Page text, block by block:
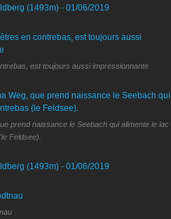
est toujours aussi impressionnante
prend naissance le Seebach qui alimente le lac
Feldsee).